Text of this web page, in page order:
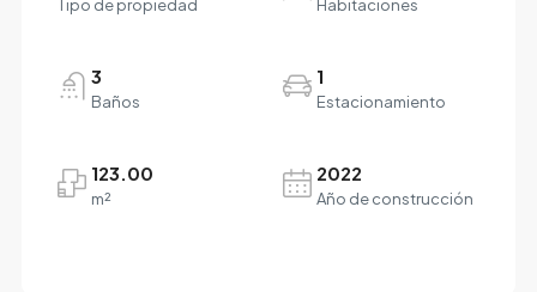
Tipo de propiedad Habitaciones
3
Baños
1
Estacionamiento
123.00
m²
2022
Año de construcción